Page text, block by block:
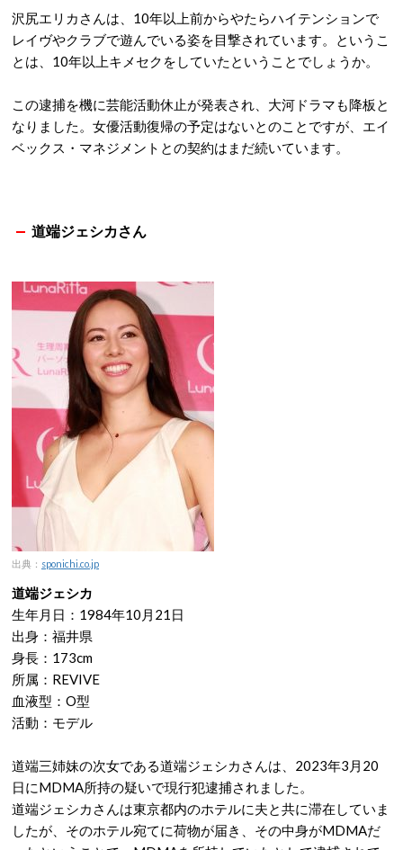
沢尻エリカさんは、10年以上前からやたらハイテンションで
レイヴやクラブで遊んでいる姿を目撃されています。というこ
とは、10年以上キメセクをしていたということでしょうか。
この逮捕を機に芸能活動休止が発表され、大河ドラマも降板と
なりました。女優活動復帰の予定はないとのことですが、エイ
ベックス・マネジメントとの契約はまだ続いています。
道端ジェシカさん
出典： sponichi.co.jp
道端ジェシカ
生年月日：1984年10月21日
出身：福井県
身長：173cm
所属：REVIVE
血液型：O型
活動：モデル
道端三姉妹の次女である道端ジェシカさんは、2023年3月20
日にMDMA所持の疑いで現行犯逮捕されました。
道端ジェシカさんは東京都内のホテルに夫と共に滞在していま
したが、そのホテル宛てに荷物が届き、その中身がMDMAだ